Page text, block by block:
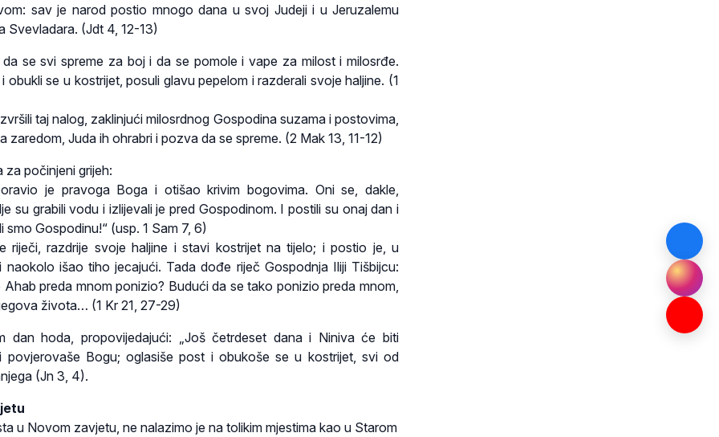
sav je narod postio mnogo dana u svoj Judeji i u Jeruzalemu
Svevladara. (Jdt 4, 12-13)
se svi spreme za boj i da se pomole i vape za milost i milosrđe.
obukli se u kostrijet, posuli glavu pepelom i razderali svoje haljine. (1
taj nalog, zaklinjući milosrdnog Gospodina suzama i postovima,
zaredom, Juda ih ohrabri i pozva da se spreme. (2 Mak 13, 11-12)
za počinjeni grijeh:
je pravoga Boga i otišao krivim bogovima. Oni se, dakle,
su grabili vodu i izlijevali je pred Gospodinom. I postili su onaj dan i
smo Gospodinu!“ (usp. 1 Sam 7, 6)
riječi, razdrije svoje haljine i stavi kostrijet na tijelo; i postio je, u
naokolo išao tiho jecajući. Tada dođe riječ Gospodnja Iliji Tišbijcu:
Ahab preda mnom ponizio? Budući da se tako ponizio preda mnom,
života… (1 Kr 21, 27-29)
dan hoda, propovijedajući: „Još četrdeset dana i Niniva će biti
povjerovaše Bogu; oglasiše post i obukoše se u kostrijet, svi od
(Jn 3, 4).
u Novom zavjetu, ne nalazimo je na tolikim mjestima kao u Starom